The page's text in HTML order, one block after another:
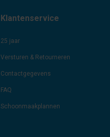
Klantenservice
25 jaar
Versturen & Retourneren
Contactgegevens
FAQ
Schoonmaakplannen